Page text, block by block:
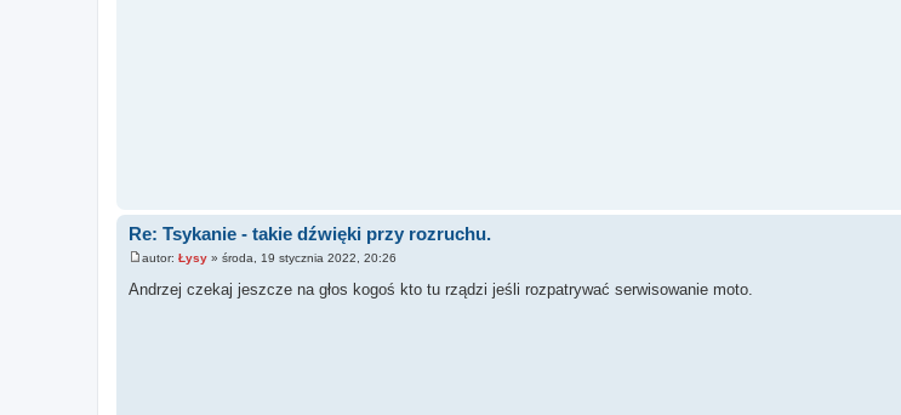
Re: Tsykanie - takie dźwięki przy rozruchu.
s
autor: Łysy » środa, 19 stycznia 2022, 20:26
Andrzej czekaj jeszcze na głos kogoś kto tu rządzi jeśli rozpatrywać serwisowanie moto.